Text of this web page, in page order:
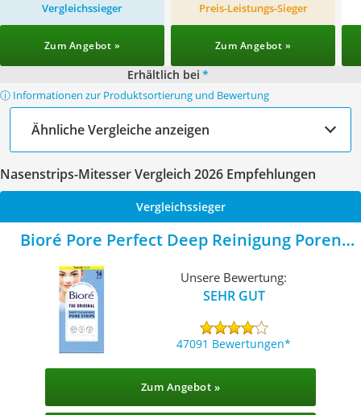
Vergleichssieger
Zum Angebot »
Preis-Leistungs-Sieger
Zum Angebot »
Erhältlich bei *
ⓘ Informationen zur Produktsortierung und Bewertung
Ähnliche Vergleiche anzeigen
Nasenstrips-Mitesser Vergleich 2026 Empfehlungen
Vergleichssieger
Bioré Pore Perfect Deep Reinigung Poren
Unsere Bewertung:
SEHR GUT
47091 Bewertungen
Zum Angebot »